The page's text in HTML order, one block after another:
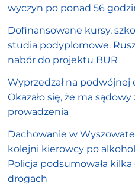
wyczyn po ponad 56
Dofinansowane kursy,
studia podyplomowe.
nabór do projektu BUR
Wyprzedzał na podwójnej
Okazało się, że ma sądowy
prowadzenia
Dachowanie w
kolejni kierowcy po
Policja podsumowała kilka
drogach